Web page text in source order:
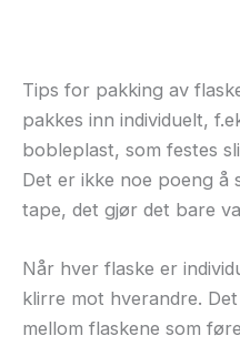
Tips for pakking av
pakkes inn individuelt,
bobleplast, som festes
Det er ikke noe poeng å
tape, det gjør det bare
Når hver flaske er
klirre mot hverandre.
mellom flaskene som